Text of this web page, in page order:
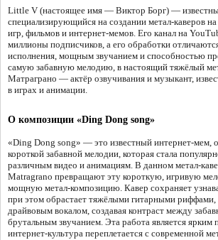
Little V (настоящее имя — Виктор Борг) —
специализирующийся на создании метал-каверов
игр, фильмов и интернет-мемов. Его канал на
миллионы подписчиков, а его обработки
исполнения, мощным звучанием и способностью
самую забавную мелодию, в настоящий тяжёлый
Матраграно — актёр озвучивания и музыкант,
в играх и анимации.
О композиции «Ding Dong song»
«Ding Dong song» — это известный интернет-мем,
короткой забавной мелодии, которая стала
различным видео и анимациям. В данном метал-
Matragrano превращают эту короткую, игривую
мощную метал-композицию. Кавер сохраняет
при этом обрастает тяжёлыми гитарными
драйвовым вокалом, создавая контраст между
брутальным звучанием. Эта работа является ярким
интернет-культура переплетается с современной